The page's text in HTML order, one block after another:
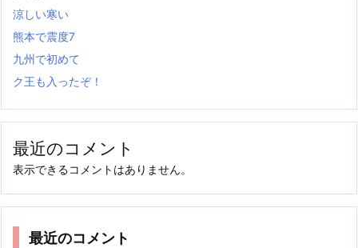
涼しい寒い
熊本で震度7
九州で初めて
ク王も入ったぞ！
最近のコメント
表示できるコメントはありません。
最近のコメント